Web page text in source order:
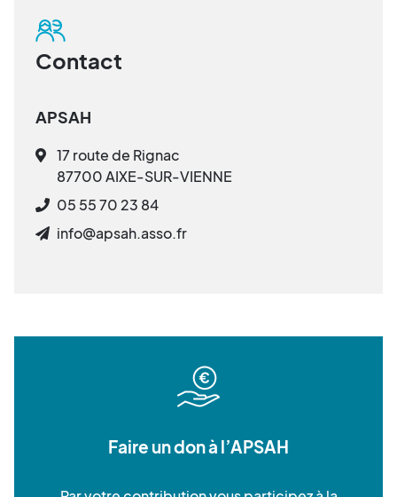
Contact
APSAH
17 route de Rignac
87700 AIXE-SUR-VIENNE
05 55 70 23 84
info@apsah.asso.fr
Faire un don à l’APSAH